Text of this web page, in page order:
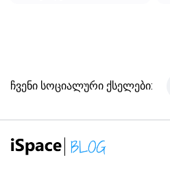
ჩვენი სოციალური ქსელები: